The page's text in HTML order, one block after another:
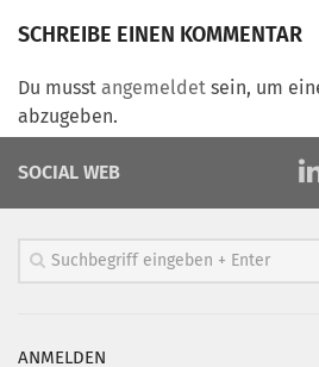
Arbeitsgruppen
MarketingFrauen
Münchner Marketingpreis
Mentoring
Bundesverband Marketing Clubs
MARKETING PIONIERE
SCHREIBE EINEN KOMMENTAR
Du musst angemeldet sein, um
abzugeben.
SOCIAL WEB
ANMELDEN